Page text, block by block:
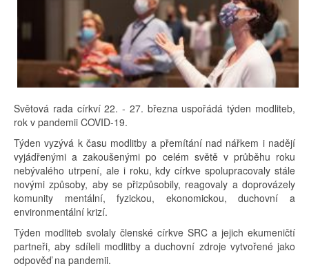
Světová rada církví 22. - 27. března uspořádá týden modliteb,
rok v pandemii COVID-19.
Týden vyzývá k času modlitby a přemítání nad nářkem i nadějí
vyjádřenými a zakoušenými po celém světě v průběhu roku
nebývalého utrpení, ale i roku, kdy církve spolupracovaly stále
novými způsoby, aby se přizpůsobily, reagovaly a doprovázely
komunity mentální, fyzickou, ekonomickou, duchovní a
environmentální krizí.
Týden modliteb svolaly členské církve SRC a jejich ekumeničtí
partneři, aby sdíleli modlitby a duchovní zdroje vytvořené jako
odpověď na pandemii.